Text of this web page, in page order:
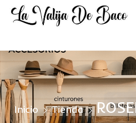
Inicio Tienda